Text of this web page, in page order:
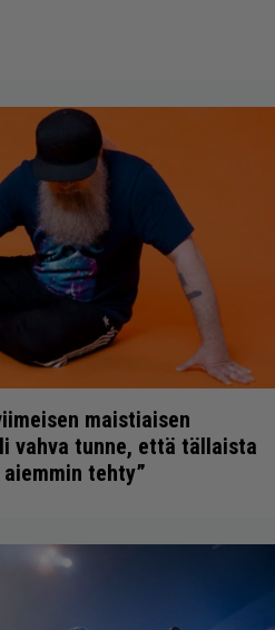
maistiaisen
vahva tunne, että tällaista
tehty”